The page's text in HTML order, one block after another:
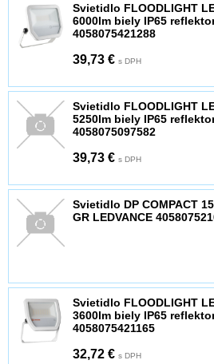
Svietidlo FLOODLIGHT
6000lm biely IP65
4058075421288
39,73 € s DPH
Svietidlo FLOODLIGHT
5250lm biely IP65
4058075097582
39,73 € s DPH
Svietidlo DP COMPACT
GR LEDVANCE
Svietidlo FLOODLIGHT
3600lm biely IP65
4058075421165
32,72 € s DPH